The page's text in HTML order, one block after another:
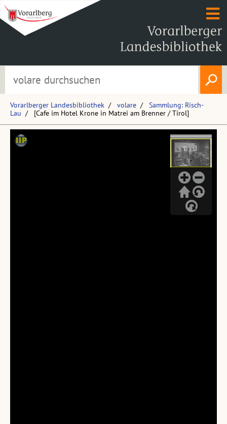
Vorarlberger Landesbibliothek volare
Sammlung: Risch-
Lau
[Cafe im Hotel Krone in Matrei am Brenner / Tirol]